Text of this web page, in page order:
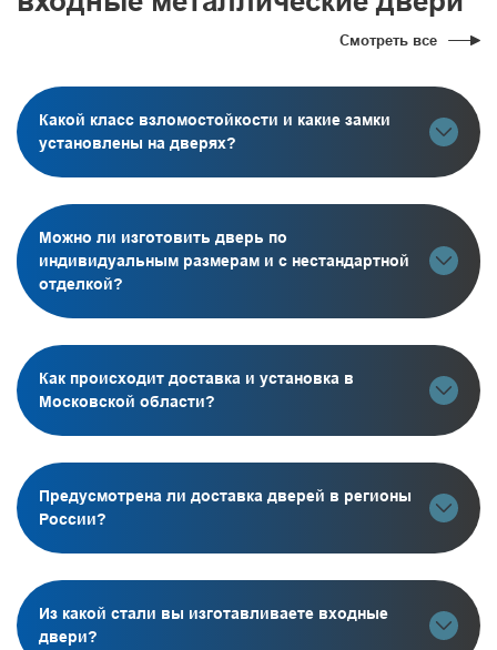
Смотреть все
Какой класс взломостойкости и какие замки
установлены на дверях?
Можно ли изготовить дверь по
индивидуальным размерам и с нестандартной
отделкой?
Как происходит доставка и установка в
Московской области?
Предусмотрена ли доставка дверей в регионы
России?
Из какой стали вы изготавливаете входные
двери?